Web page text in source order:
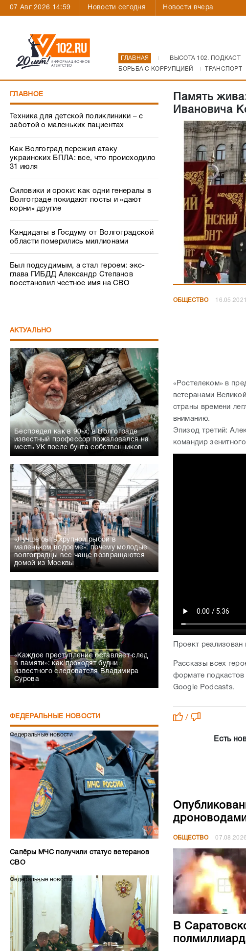
07 Авг 2026 14:59 Новости сегодня Новости вчера
ГЛАВНАЯ ВЫСОТА 102. ПОДКАСТ
БОРЬБА С КОРРУПЦИЕЙ
ТРАНСПОРТ
ГЛАВНОЕ
Техника для детской поликлиники – с
заботой о маленьких пациентах
Как Волгоград пережил атаку
украинских БПЛА: все, что происходило
31 июля
Силовики и сроки: как одни генералы в
Волгограде покидают посты и «дают
корни» другие
Кандидаты в Госдуму от Волгоградской
области померились миллионами
Был подсудимым, а стал героем: экс-
глава ГИБДД Александр Степанов
восстановил честное имя на СВО
АКТУАЛЬНО
Беспредел как в 90-х: в Волгограде
известный профессор пожаловался на
месть УК после бунта собственников
«Лучше быть крупной рыбой в
маленьком водоеме»: почему молодые
волгоградцы все чаще возвращаются
домой из Москвы
«Каждое преступление оставляет след
в памяти»: как проходят будни
известного следователя Владимира
Сурова
ФЕДЕРАЛЬНЫЕ НОВОСТИ
Федеральные новости
Сапёры МЧС получили статус ветеранов
СВО
Федеральные новости
Память
Ивановича
ОБЩЕСТВО
«Ростелеком» в
ветеранами
страны времени
вниманию.
Эпизод третий:
командир
Проект реализован
Рассказы всех
формате
Google Podcasts.
/
Есть
ОБЩЕСТВО 07.08.2026
В